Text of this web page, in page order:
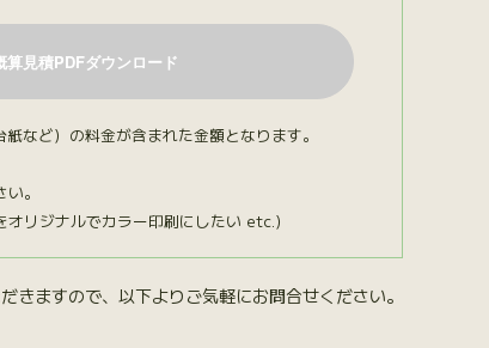
など）の料金が含まれた金額となります。
。
リジナルでカラー印刷にしたい etc.）
ますので、以下よりご気軽にお問合せください。